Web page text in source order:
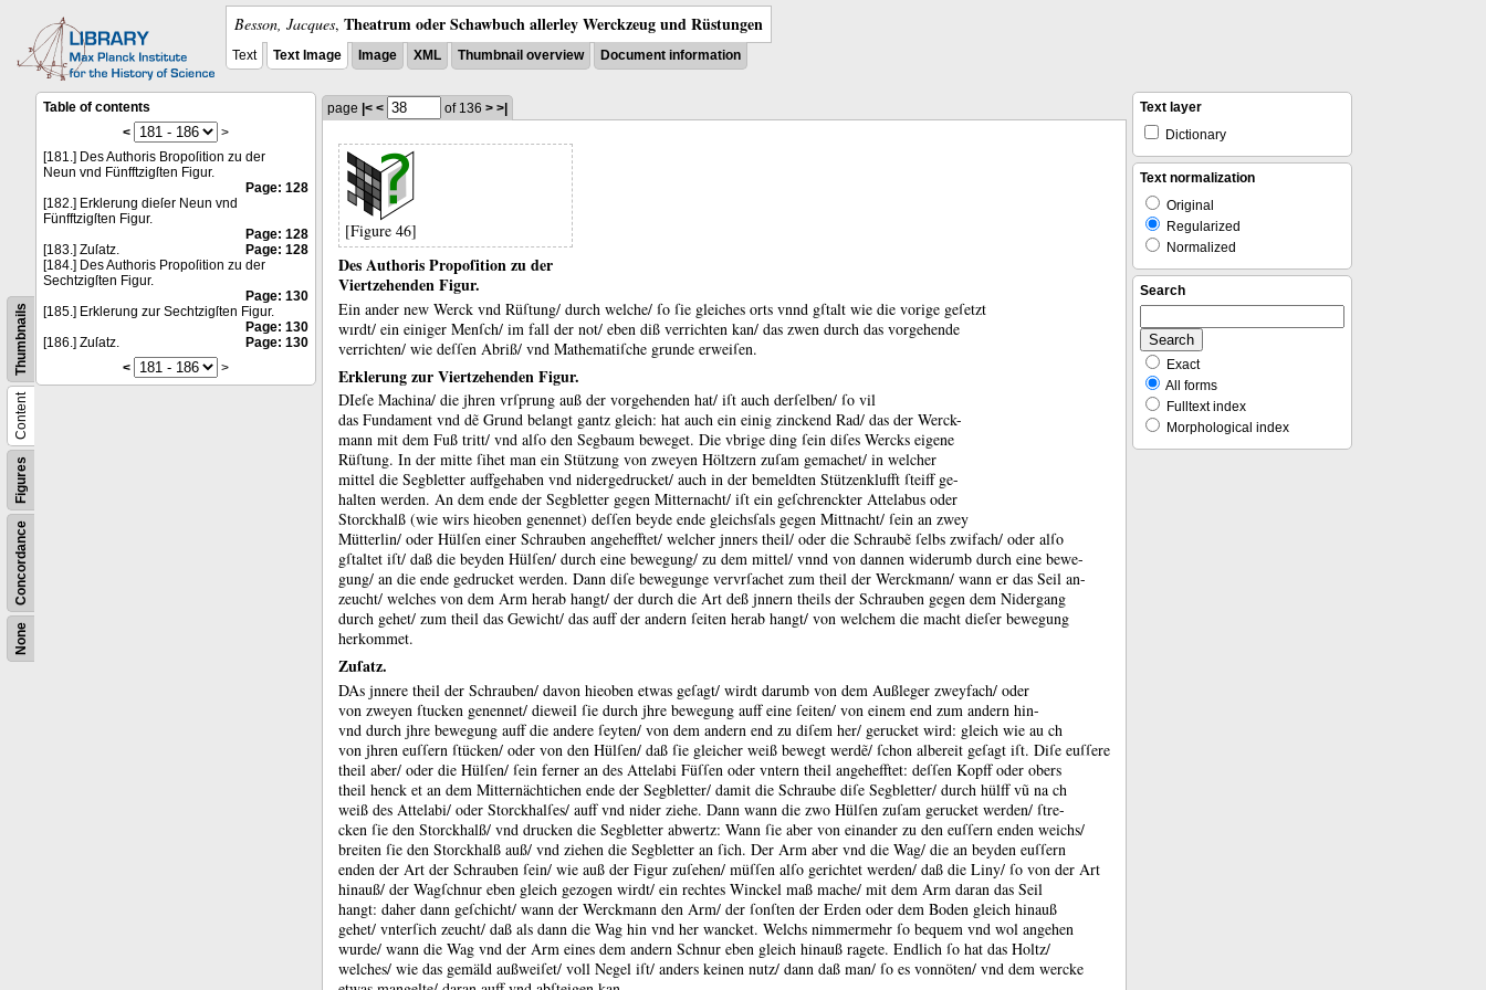
Besson, Jacques, Theatrum oder Schawbuch allerley Werckzeug und Rüstungen
Text Text Image Image XML Thumbnail overview Document information
None
Concordance
Figures
Content
Thumbnails
Table of contents
<
>
[181.] Des Authoris Bropoſition zu der
Neun vnd Fünfftzigſten Figur.
Page: 128
[182.] Erklerung dieſer Neun vnd
Fünfftzigſten Figur.
Page: 128
[183.] Zuſatz.
Page: 128
[184.] Des Authoris Propoſition zu der
Sechtzigſten Figur.
Page: 130
[185.] Erklerung zur Sechtzigſten Figur.
Page: 130
[186.] Zuſatz.
Page: 130
<
>
page |< < of 136 > >|
[Figure 46]
Des Authoris Propoſition zu der
Viertzehenden Figur.
Ein ander new Werck vnd Rüſtung/ durch welche/ ſo ſie gleiches orts vnnd gſtalt wie die vorige geſetzt
wırdt/ ein einiger Menſch/ im fall der not/ eben diß verrichten kan/ das zwen durch das vorgehende
verrichten/ wie deſſen Abriß/ vnd Mathematiſche grunde erweiſen.
Erklerung zur Viertzehenden Figur.
DIeſe Machina/ die jhren vrſprung auß der vorgehenden hat/ iſt auch derſelben/ ſo vil
das Fundament vnd dẽ Grund belangt gantz gleich: hat auch ein einig zinckend Rad/ das der Werck-
mann mit dem Fuß tritt/ vnd alſo den Segbaum beweget. Die vbrige ding ſein diſes Wercks eigene
Rüſtung. In der mitte ſihet man ein Stützung von zweyen Höltzern zuſam gemachet/ in welcher
mittel die Segbletter auffgehaben vnd nidergedrucket/ auch in der bemeldten Stützenklufft ſteiff ge-
halten werden. An dem ende der Segbletter gegen Mitternacht/ iſt ein geſchrenckter Attelabus oder
Storckhalß (wie wirs hieoben genennet) deſſen beyde ende gleichsſals gegen Mittnacht/ ſein an zwey
Mütterlin/ oder Hülſen einer Schrauben angehefftet/ welcher jnners theil/ oder die Schraubẽ ſelbs zwifach/ oder alſo
gſtaltet iſt/ daß die beyden Hülſen/ durch eine bewegung/ zu dem mittel/ vnnd von dannen widerumb durch eine bewe-
gung/ an die ende gedrucket werden. Dann diſe bewegunge vervrſachet zum theil der Werckmann/ wann er das Seil an-
zeucht/ welches von dem Arm herab hangt/ der durch die Art deß jnnern theils der Schrauben gegen dem Nidergang
durch gehet/ zum theil das Gewicht/ das auff der andern ſeiten herab hangt/ von welchem die macht dieſer bewegung
herkommet.
Zuſatz.
DAs jnnere theil der Schrauben/ davon hieoben etwas geſagt/ wirdt darumb von dem Außleger zweyfach/ oder
von zweyen ſtucken genennet/ dieweil ſie durch jhre bewegung auff eine ſeiten/ von einem end zum andern hin-
vnd durch jhre bewegung auff die andere ſeyten/ von dem andern end zu diſem her/ gerucket wird: gleich wie au ch
von jhren euſſern ſtücken/ oder von den Hülſen/ daß ſie gleicher weiß bewegt werdẽ/ ſchon albereit geſagt iſt. Diſe euſſere
theil aber/ oder die Hülſen/ ſein ferner an des Attelabi Füſſen oder vntern theil angehefftet: deſſen Kopff oder obers
theil henck et an dem Mitternächtichen ende der Segbletter/ damit die Schraube diſe Segbletter/ durch hülff vũ na ch
weiß des Attelabi/ oder Storckhalſes/ auff vnd nider ziehe. Dann wann die zwo Hülſen zuſam gerucket werden/ ſtre-
cken ſie den Storckhalß/ vnd drucken die Segbletter abwertz: Wann ſie aber von einander zu den euſſern enden weichs/
breiten ſie den Storckhalß auß/ vnd ziehen die Segbletter an ſich. Der Arm aber vnd die Wag/ die an beyden euſſern
enden der Art der Schrauben ſein/ wie auß der Figur zuſehen/ müſſen alſo gerichtet werden/ daß die Liny/ ſo von der Art
hinauß/ der Wagſchnur eben gleich gezogen wirdt/ ein rechtes Winckel maß mache/ mit dem Arm daran das Seil
hangt: daher dann geſchicht/ wann der Werckmann den Arm/ der ſonſten der Erden oder dem Boden gleich hinauß
gehet/ vnterſich zeucht/ daß als dann die Wag hin vnd her wancket. Welchs nimmermehr ſo bequem vnd wol angehen
wurde/ wann die Wag vnd der Arm eines dem andern Schnur eben gleich hinauß ragete. Endlich ſo hat das Holtz/
welches/ wie das gemäld außweiſet/ voll Negel iſt/ anders keinen nutz/ dann daß man/ ſo es vonnöten/ vnd dem wercke
Text layer
Dictionary
Text normalization
Original
Regularized
Normalized
Search
Exact
All forms
Fulltext index
Morphological index